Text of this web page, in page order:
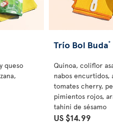
queso
Trío Bol Buda*
Quinoa, coliflor
nabos encurtidos,
tomates cherry,
pimientos rojos,
tahini de sésamo
US $14.99